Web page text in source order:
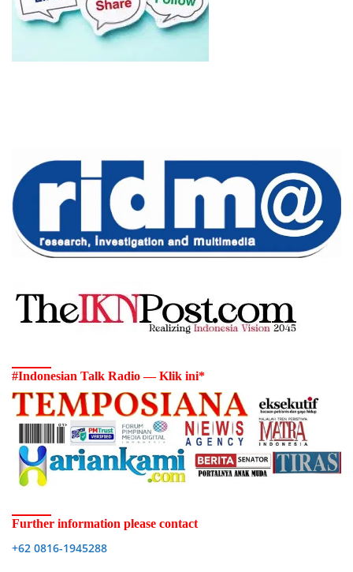
#Indonesian Talk Radio — Klik ini*
Further information please contact
+62 0816-1945288